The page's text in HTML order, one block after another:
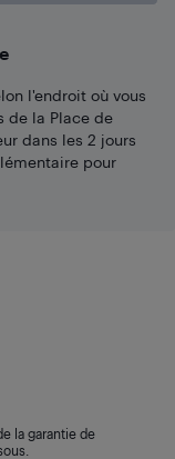
l'endroit où vous
de la Place de
dans les 2 jours
pour
la garantie de